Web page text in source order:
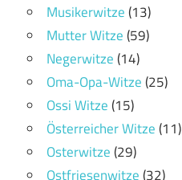
Musikerwitze(13)
Mutter Witze(59)
Negerwitze(14)
Oma-Opa-Witze(25)
Ossi Witze(15)
Österreicher Witze(11)
Osterwitze(29)
Ostfriesenwitze(32)